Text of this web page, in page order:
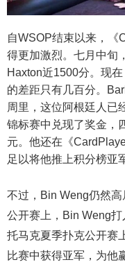
自WSOP结束以来，《
得更加激烈。七月中旬
Haxton近1500分。现
的差距只有几百分。
周里，这位阿根廷人已
锦标赛中兑现了奖金，
元。他还在《
足以将他推上积分榜亚
不过，Bin Weng仍然
公开赛上，Bin Weng
托马克夏季扑克公开赛
比赛中获得亚军，为他